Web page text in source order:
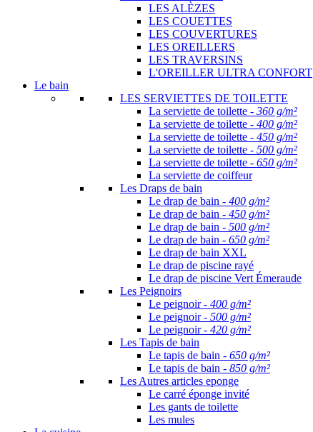
LES ALÈZES
LES COUETTES
LES COUVERTURES
LES OREILLERS
LES TRAVERSINS
L'OREILLER ULTRA CONFORT
Le bain
LES SERVIETTES DE TOILETTE
La serviette de toilette - 360 g/m²
La serviette de toilette - 400 g/m²
La serviette de toilette - 450 g/m²
La serviette de toilette - 500 g/m²
La serviette de toilette - 650 g/m²
La serviette de coiffeur
Les Draps de bain
Le drap de bain - 400 g/m²
Le drap de bain - 450 g/m²
Le drap de bain - 500 g/m²
Le drap de bain - 650 g/m²
Le drap de bain XXL
Le drap de piscine rayé
Le drap de piscine Vert Émeraude
Les Peignoirs
Le peignoir - 400 g/m²
Le peignoir - 500 g/m²
Le peignoir - 420 g/m²
Les Tapis de bain
Le tapis de bain - 650 g/m²
Le tapis de bain - 850 g/m²
Les Autres articles eponge
Le carré éponge invité
Les gants de toilette
Les mules